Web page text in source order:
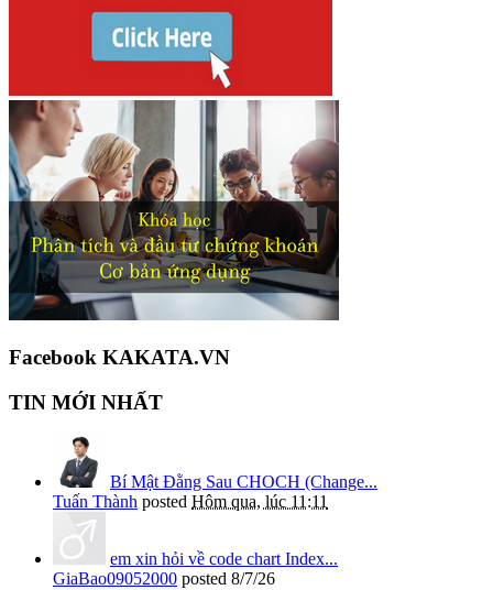
Facebook KAKATA.VN
TIN MỚI NHẤT
Bí Mật Đằng Sau CHOCH (Change...
Tuấn Thành posted Hôm qua, lúc 11:11
em xin hỏi về code chart Index...
GiaBao09052000 posted 8/7/26